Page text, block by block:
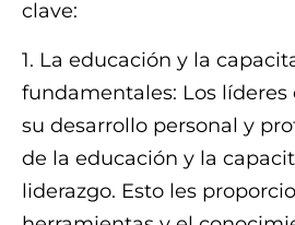
clave:
1. La educación y la
fundamentales: Los
su desarrollo personal y
de la educación y la
liderazgo. Esto les